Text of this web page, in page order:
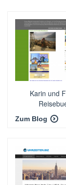
Karin und
Zum Blog